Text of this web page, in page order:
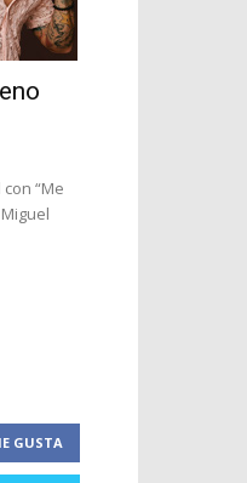
“Me
GUSTA